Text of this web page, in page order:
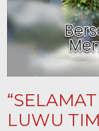
LUWU